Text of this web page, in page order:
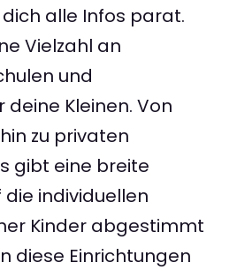
alle Infos parat.
Vielzahl an
und
Kleinen. Von
zu privaten
gibt eine breite
die individuellen
Kinder abgestimmt
diese Einrichtungen